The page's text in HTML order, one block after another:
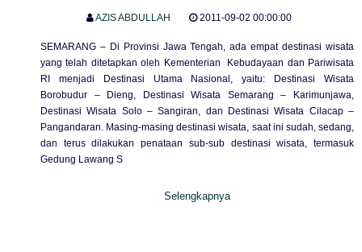
AZIS ABDULLAH 2011-09-02 00:00:00
SEMARANG – Di Provinsi Jawa Tengah, ada empat destinasi wisata
yang telah ditetapkan oleh Kementerian Kebudayaan dan Pariwisata
RI menjadi Destinasi Utama Nasional, yaitu: Destinasi Wisata
Borobudur – Dieng, Destinasi Wisata Semarang – Karimunjawa,
Destinasi Wisata Solo – Sangiran, dan Destinasi Wisata Cilacap –
Pangandaran. Masing-masing destinasi wisata, saat ini sudah, sedang,
dan terus dilakukan penataan sub-sub destinasi wisata, termasuk
Gedung Lawang S
Selengkapnya